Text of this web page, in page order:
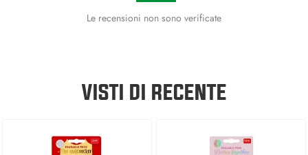
Le recensioni non sono verificate
VISTI DI RECENTE